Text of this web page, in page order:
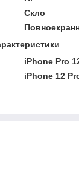
Скло
iPhone Pro
iPhone 12